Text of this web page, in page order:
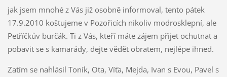
jak jsem mnohé z Vás již osobně informoval, tento pátek
17.9.2010 koštujeme v Pozořicích nikoliv modrosklepní, ale
Petříčkův burčák. Ti z Vás, kteří máte zájem přijet ochutnat a
pobavit se s kamarády, dejte vědět obratem, nejlépe ihned.
Zatím se nahlásil Toník, Ota, Víťa, Mejda, Ivan s Evou, Pavel s